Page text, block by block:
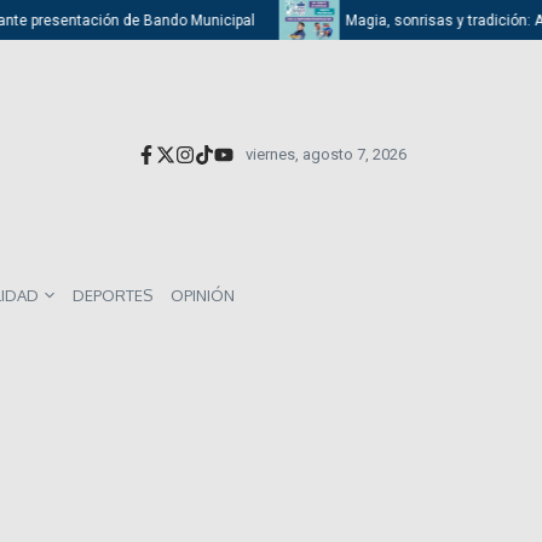
de Bando Municipal Magia, sonrisas y tradición:
viernes, agosto 7, 2026
DEPORTES OPINIÓN